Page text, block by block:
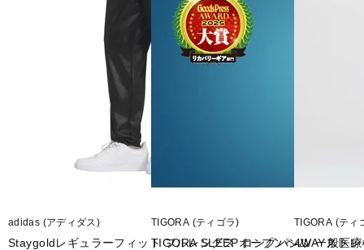
・両サイド、右後ろにポケット
■カラー(メーカー表記)：
ブルー(93：Team Light Blue)
ネイビー(06：PUMA Navy)
ブラック(05：PUMA Black)
■素材：コットン57％ ポリエステル32％ ポリウレタン11％
■生産国：中国
■メーカー型番：693737
adidas (アディダス)
Staygoldレギュラーフィット フルレングス オープンヘム
TIGORA (ティゴラ)
TIGORA SLEEP ロングパンツ 一般医
TIGORA (ティ
4WAYスト